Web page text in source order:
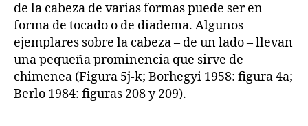
de la cabeza de varias formas puede ser en
forma de tocado o de diadema. Algunos
ejemplares sobre la cabeza – de un lado – llevan
una pequeña prominencia que sirve de
chimenea (Figura 5j-k; Borhegyi 1958: figura 4a;
Berlo 1984: figuras 208 y 209).